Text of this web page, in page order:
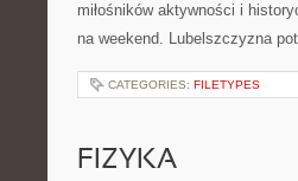
miłośników aktywności i
na weekend. Lubelszczyzna
CATEGORIES: FILETYPES
FIZYKA